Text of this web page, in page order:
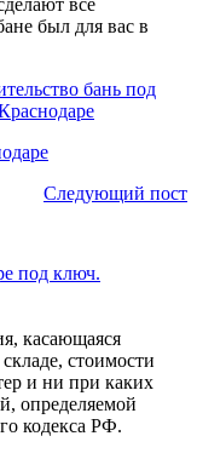
был для вас в
Следующий пост
касающаяся
стоимости
и ни при каких
определяемой
кодекса РФ.